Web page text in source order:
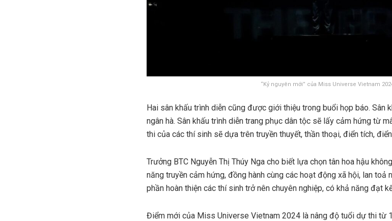
“Kỷ nguyên mới” của Miss Universe Vietnam
Hai sân khấu trình diễn cũng được giới thiệu trong buổi họp báo. Sân
ngân hà. Sân khấu trình diễn trang phục dân tộc sẽ lấy cảm hứng từ
thi của các thí sinh sẽ dựa trên truyền thuyết, thần thoại, điển tích,
Trưởng BTC Nguyễn Thị Thúy Nga cho biết lựa chọn tân hoa hậu
năng truyền cảm hứng, đồng hành cùng các hoạt động xã hội, lan
phần hoàn thiện các thí sinh trở nên chuyên nghiệp, có khả năng đạt
Điểm mới của Miss Universe Vietnam 2024 là nâng độ tuổi dự thi từ